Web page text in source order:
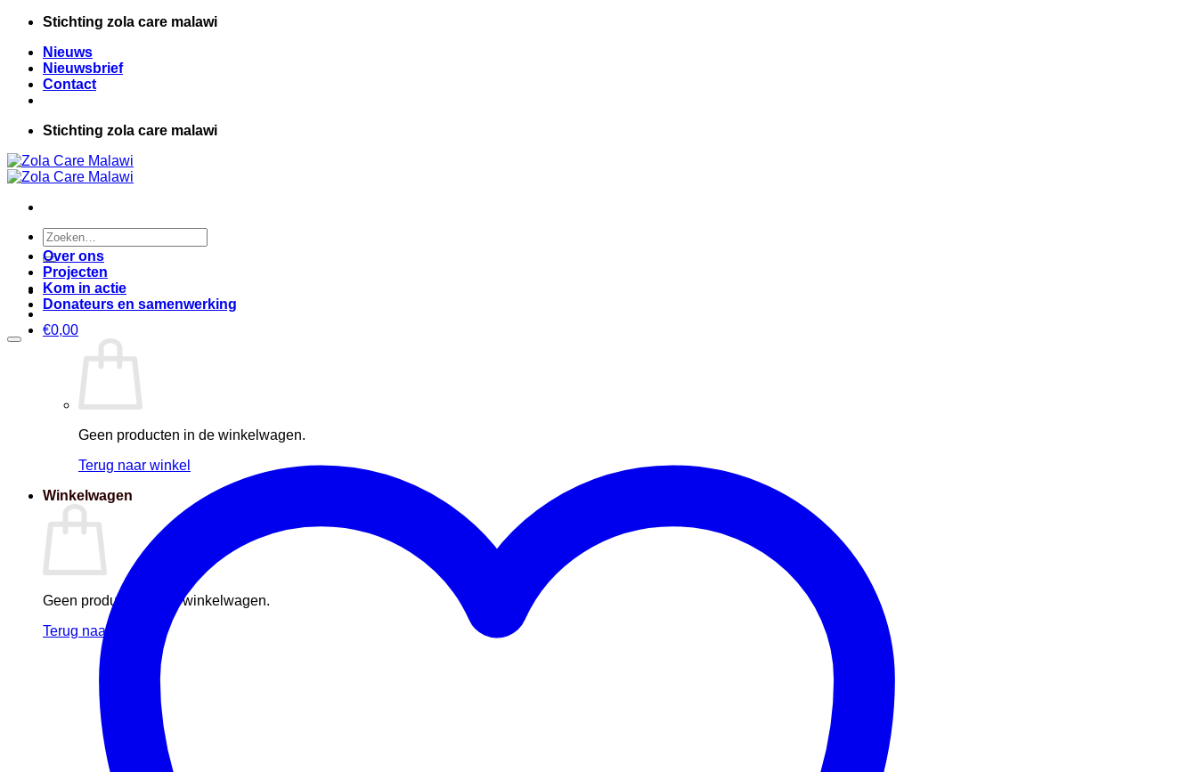
inhoud
Stichting zola care malawi
Nieuws
Nieuwsbrief
Contact
Stichting zola care malawi
Zoeken
naar:
€0,00
Geen producten in de winkelwagen.
Terug naar winkel
Winkelwagen
Geen producten in de winkelwagen.
Terug naar winkel
Over ons
Projecten
Kom in actie
Donateurs en samenwerking